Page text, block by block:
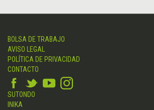
BOLSA DE TRABAJO
AVISO LEGAL
POLÍTICA DE PRIVACIDAD
CONTACTO
SUTONDO
INIKA